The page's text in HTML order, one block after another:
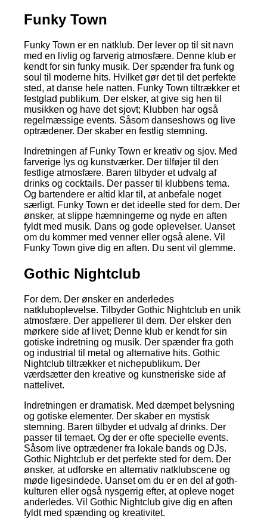
Funky Town
Funky Town er en natklub. Der lever op til sit navn
med en livlig og farverig atmosfære. Denne klub er
kendt for sin funky musik. Der spænder fra funk og
soul til moderne hits. Hvilket gør det til det perfekte
sted, at danse hele natten. Funky Town tiltrækker et
festglad publikum. Der elsker, at give sig hen til
musikken og have det sjovt; Klubben har også
regelmæssige events. Såsom danseshows og live
optrædener. Der skaber en festlig stemning.
Indretningen af Funky Town er kreativ og sjov. Med
farverige lys og kunstværker. Der tilføjer til den
festlige atmosfære. Baren tilbyder et udvalg af
drinks og cocktails. Der passer til klubbens tema.
Og bartendere er altid klar til, at anbefale noget
særligt. Funky Town er det ideelle sted for dem. Der
ønsker, at slippe hæmningerne og nyde en aften
fyldt med musik. Dans og gode oplevelser. Uanset
om du kommer med venner eller også alene. Vil
Funky Town give dig en aften. Du sent vil glemme.
Gothic Nightclub
For dem. Der ønsker en anderledes
natkluboplevelse. Tilbyder Gothic Nightclub en unik
atmosfære. Der appellerer til dem. Der elsker den
mørkere side af livet; Denne klub er kendt for sin
gotiske indretning og musik. Der spænder fra goth
og industrial til metal og alternative hits. Gothic
Nightclub tiltrækker et nichepublikum. Der
værdsætter den kreative og kunstneriske side af
nattelivet.
Indretningen er dramatisk. Med dæmpet belysning
og gotiske elementer. Der skaber en mystisk
stemning. Baren tilbyder et udvalg af drinks. Der
passer til temaet. Og der er ofte specielle events.
Såsom live optrædener fra lokale bands og DJs.
Gothic Nightclub er det perfekte sted for dem. Der
ønsker, at udforske en alternativ natklubscene og
møde ligesindede. Uanset om du er en del af goth-
kulturen eller også nysgerrig efter, at opleve noget
anderledes. Vil Gothic Nightclub give dig en aften
fyldt med spænding og kreativitet.